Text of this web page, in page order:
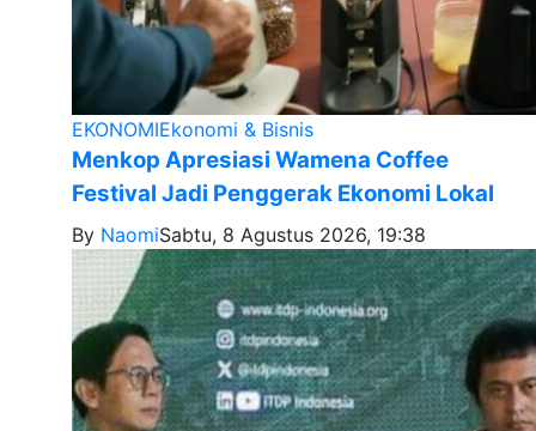
EKONOMIEkonomi & Bisnis
Menkop Apresiasi Wamena Coffee
Festival Jadi Penggerak Ekonomi Lokal
By NaomiSabtu, 8 Agustus 2026, 19:38